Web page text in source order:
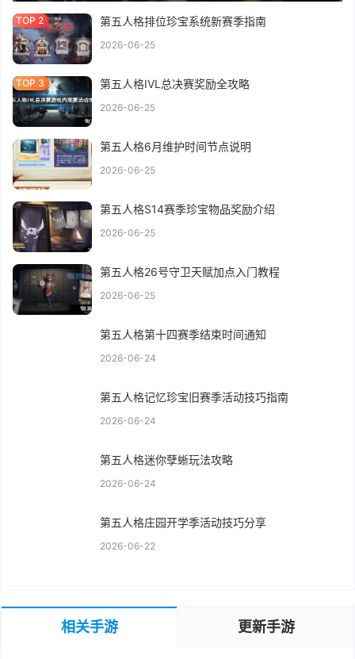
第五人格排位珍宝系统新赛季指南
2026-06-25
第五人格IVL总决赛奖励全攻略
2026-06-25
第五人格6月维护时间节点说明
2026-06-25
第五人格S14赛季珍宝物品奖励介绍
2026-06-25
第五人格26号守卫天赋加点入门教程
2026-06-25
第五人格第十四赛季结束时间通知
2026-06-24
第五人格记忆珍宝旧赛季活动技巧指南
2026-06-24
第五人格迷你孽蜥玩法攻略
2026-06-24
第五人格庄园开学季活动技巧分享
2026-06-22
相关手游 更新手游